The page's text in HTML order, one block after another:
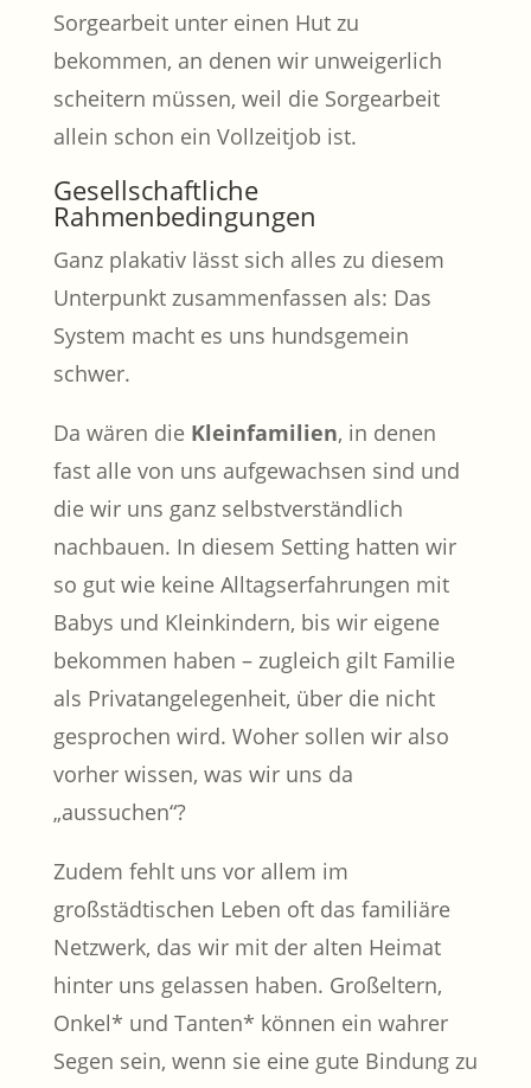
Sorgearbeit unter einen Hut zu
bekommen, an denen wir unweigerlich
scheitern müssen, weil die Sorgearbeit
allein schon ein Vollzeitjob ist.
Gesellschaftliche
Rahmenbedingungen
Ganz plakativ lässt sich alles zu diesem
Unterpunkt zusammenfassen als: Das
System macht es uns hundsgemein
schwer.
Da wären die Kleinfamilien, in denen
fast alle von uns aufgewachsen sind und
die wir uns ganz selbstverständlich
nachbauen. In diesem Setting hatten wir
so gut wie keine Alltagserfahrungen mit
Babys und Kleinkindern, bis wir eigene
bekommen haben – zugleich gilt Familie
als Privatangelegenheit, über die nicht
gesprochen wird. Woher sollen wir also
vorher wissen, was wir uns da
„aussuchen“?
Zudem fehlt uns vor allem im
großstädtischen Leben oft das familiäre
Netzwerk, das wir mit der alten Heimat
hinter uns gelassen haben. Großeltern,
Onkel* und Tanten* können ein wahrer
Segen sein, wenn sie eine gute Bindung zu